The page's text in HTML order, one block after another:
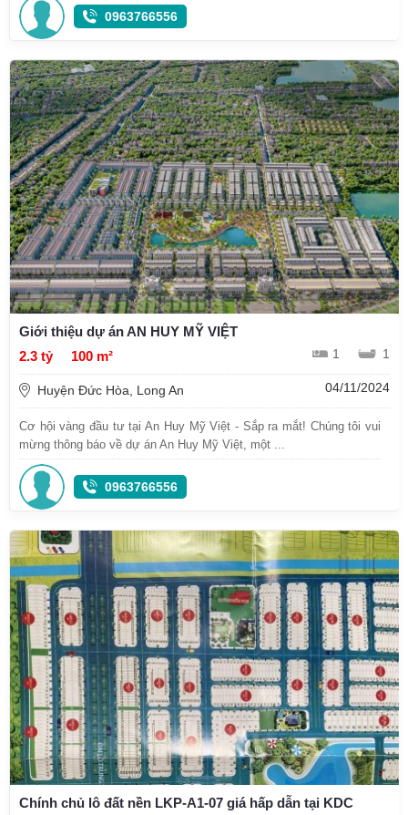
0963766556
Giới thiệu dự án AN HUY MỸ VIỆT
2.3 tỷ
100 m² 1 1
Huyện Đức Hòa, Long An 04/11/2024
Cơ hội vàng đầu tư tại An Huy Mỹ Việt - Sắp ra mắt! Chúng tôi vui
mừng thông báo về dự án An Huy Mỹ Việt, một ...
0963766556
Chính chủ lô đất nền LKP-A1-07 giá hấp dẫn tại KDC